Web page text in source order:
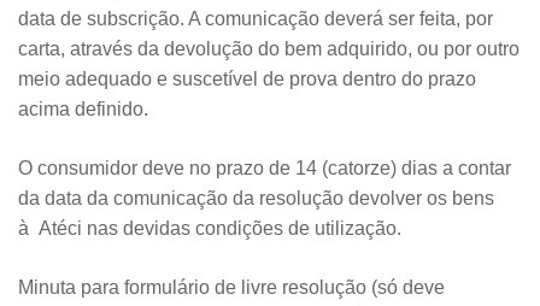
data de subscrição. A comunicação deverá ser feita, por
carta, através da devolução do bem adquirido, ou por outro
meio adequado e suscetível de prova dentro do prazo
acima definido.
O consumidor deve no prazo de 14 (catorze) dias a contar
da data da comunicação da resolução devolver os bens
à Atéci nas devidas condições de utilização.
Minuta para formulário de livre resolução (só deve